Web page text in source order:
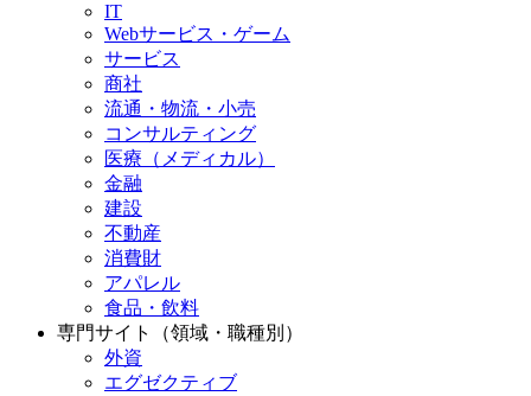
IT
Webサービス・ゲーム
サービス
商社
流通・物流・小売
コンサルティング
医療（メディカル）
金融
建設
不動産
消費財
アパレル
食品・飲料
専門サイト（領域・職種別）
外資
エグゼクティブ